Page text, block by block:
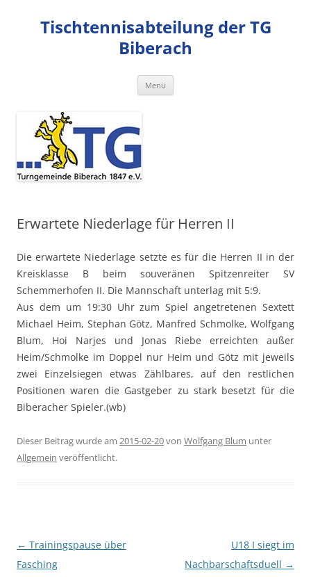
springenTischtennisabteilung der TG
Biberach
Menü
Erwartete Niederlage für Herren II
Die erwartete Niederlage setzte es für die Herren II in der
Kreisklasse B beim souveränen Spitzenreiter SV
Schemmerhofen II. Die Mannschaft unterlag mit 5:9.
Aus dem um 19:30 Uhr zum Spiel angetretenen Sextett
Michael Heim, Stephan Götz, Manfred Schmolke, Wolfgang
Blum, Hoi Narjes und Jonas Riebe erreichten außer
Heim/Schmolke im Doppel nur Heim und Götz mit jeweils
zwei Einzelsiegen etwas Zählbares, auf den restlichen
Positionen waren die Gastgeber zu stark besetzt für die
Biberacher Spieler.(wb)
Dieser Beitrag wurde am 2015-02-20von Wolfgang Blum unter
Allgemein veröffentlicht.
Beitragsnavigation
← Trainingspause über
Fasching
U18 I siegt im
Nachbarschaftsduell →